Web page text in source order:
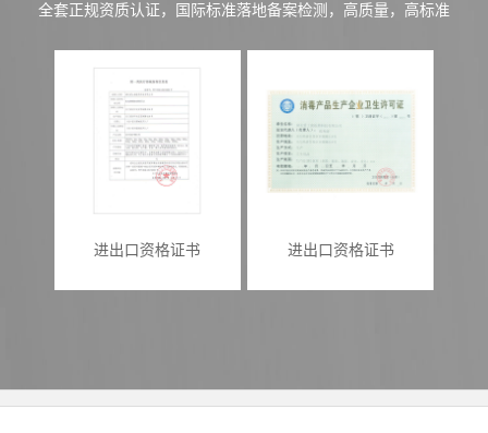
全套正规资质认证，国际标准落地备案检测，高质量，高标准
进出口资格证书 进出口资格证书